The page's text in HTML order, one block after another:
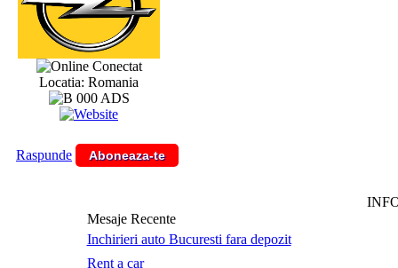
Conectat
Locatia: Romania
Raspunde Aboneaza-te
Mesaje Recente
Inchirieri auto Bucuresti fara depozit
Rent a car